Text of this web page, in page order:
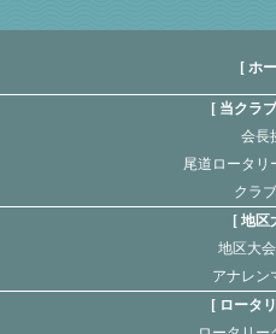
[ ホ
当クラ
会長
尾道ロータリ
クラ
地区
地区大
アナレン
ロータ